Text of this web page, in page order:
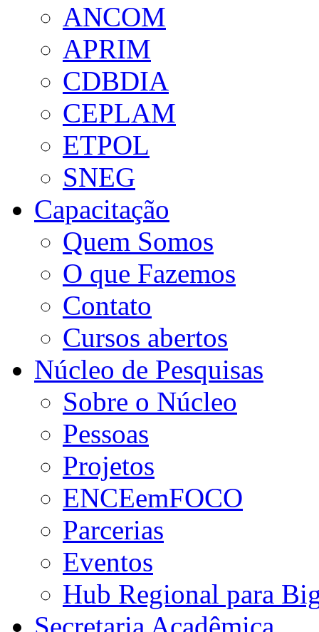
ANCOM
APRIM
CDBDIA
CEPLAM
ETPOL
SNEG
Capacitação
Quem Somos
O que Fazemos
Contato
Cursos abertos
Núcleo de Pesquisas
Sobre o Núcleo
Pessoas
Projetos
ENCEemFOCO
Parcerias
Eventos
Hub Regional para
Secretaria Acadêmica